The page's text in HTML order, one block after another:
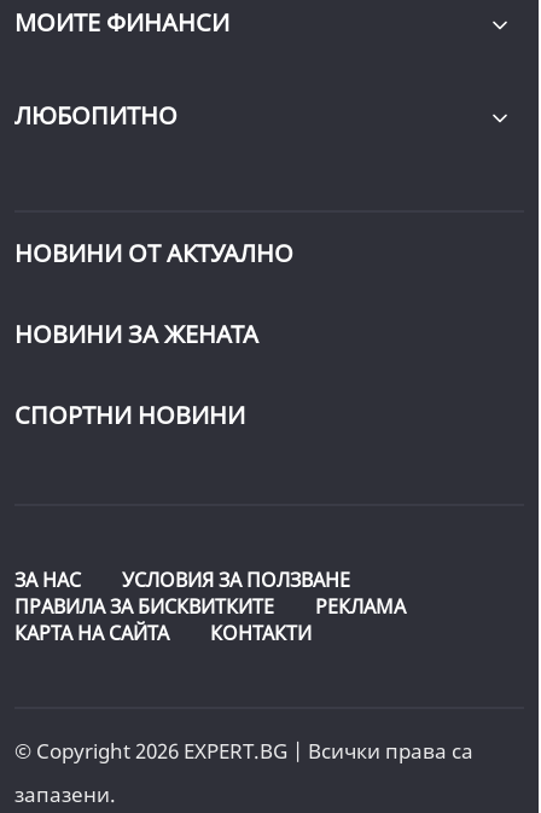
МОИТЕ ФИНАНСИ
ЛЮБОПИТНО
НОВИНИ ОТ АКТУАЛНО
НОВИНИ ЗА ЖЕНАТА
СПОРТНИ НОВИНИ
ЗА НАС
УСЛОВИЯ ЗА ПОЛЗВАНЕ
ПРАВИЛА ЗА БИСКВИТКИТЕ
РЕКЛАМА
КАРТА НА САЙТА
КОНТАКТИ
© Copyright 2026 EXPERT.BG | Всички права са
запазени.